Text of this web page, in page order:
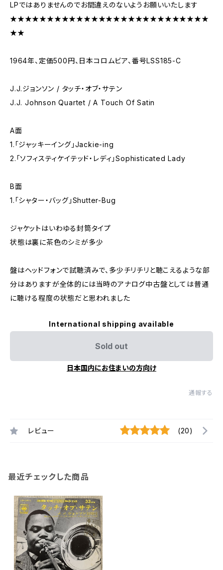
LPではありませんのでお間違えのないようお願いいたします
★★★★★★★★★★★★★★★★★★★★★★★★★★★
★★
1964年、定価500円、日本コロムビア、番号LSS185-C
J.J.ジョンソン / タッチ・オブ・サテン
J.J. Johnson Quartet / A Touch Of Satin
A面
1.「ジャッキーイング」Jackie-ing
2.「ソフィスティケイテッド・レディ」Sophisticated Lady
B面
1.「シャター・バッグ」Shutter-Bug
ジャケットはいわゆる封筒タイプ
状態は裏に茶色のシミが多少
盤はヘッドフォンで試聴済みで、多少チリチリと聴こえるような部
分はありますが全体的には当時のアナログ中古盤としては普通
に聴ける程度の状態だと思われました
International shipping available
Sold out
日本国内にお住まいの方向け
通報する
レビュー (20)
最近チェックした商品